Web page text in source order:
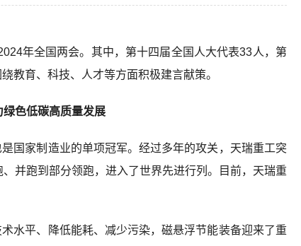
年全国两会。其中，第十四届全国人大代表33人，第
教育、科技、人才等方面积极建言献策。
色低碳高质量发展
国家制造业的单项冠军。经过多年的攻关，天瑞重工突
并跑到部分领跑，进入了世界先进行列。目前，天瑞重
水平、降低能耗、减少污染，磁悬浮节能装备迎来了重